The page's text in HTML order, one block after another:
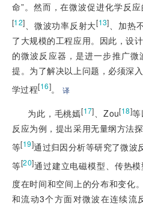
命”。然而，在微波促进化学反
[12]、微波功率反射大[13]、加热
了大规模的工程应用。因此，设
的微波反应器，是进一步推广
提。为了解决以上问题，必须深
学过程[16]。 译
为此，毛桃嫣[17]、Zou[18]
反应为例，提出采用无量纲方法
等[19]通过归因分析等研究了微波
等[20]通过建立电磁模型、传热
度在时间和空间上的分布和变化
和流动3个方面对微波在连续流